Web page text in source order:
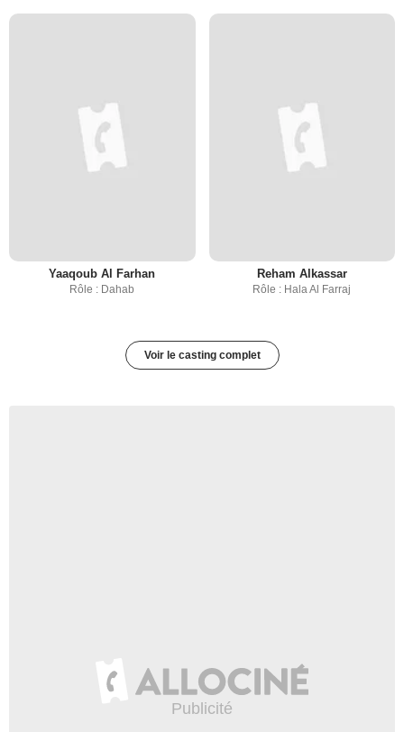
Yaaqoub Al Farhan
Rôle : Dahab
Reham Alkassar
Rôle : Hala Al Farraj
Voir le casting complet